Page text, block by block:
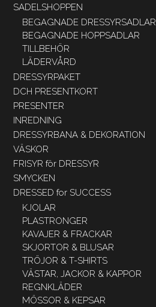
SADELSHOPPEN
BEGAGNADE DRESSYRSADLAR
BEGAGNADE HOPPSADLAR
TILLBEHÖR
LÄDERVÅRD
DRESSYRPAKET
DCH PRESENTKORT
PRESENTER
INREDNING
DRESSYRBANA & DEKORATION
VÄSKOR
FRISYR för DRESSYR
SMYCKEN
DRESSED for SUCCESS
KJOLAR
PLASTRONGER
KAVAJER & FRACKAR
SKJORTOR & BLUSAR
TRÖJOR & T-SHIRTS
VÄSTAR, JACKOR & KAPPOR
REGNKLÄDER
MÖSSOR & KEPSAR